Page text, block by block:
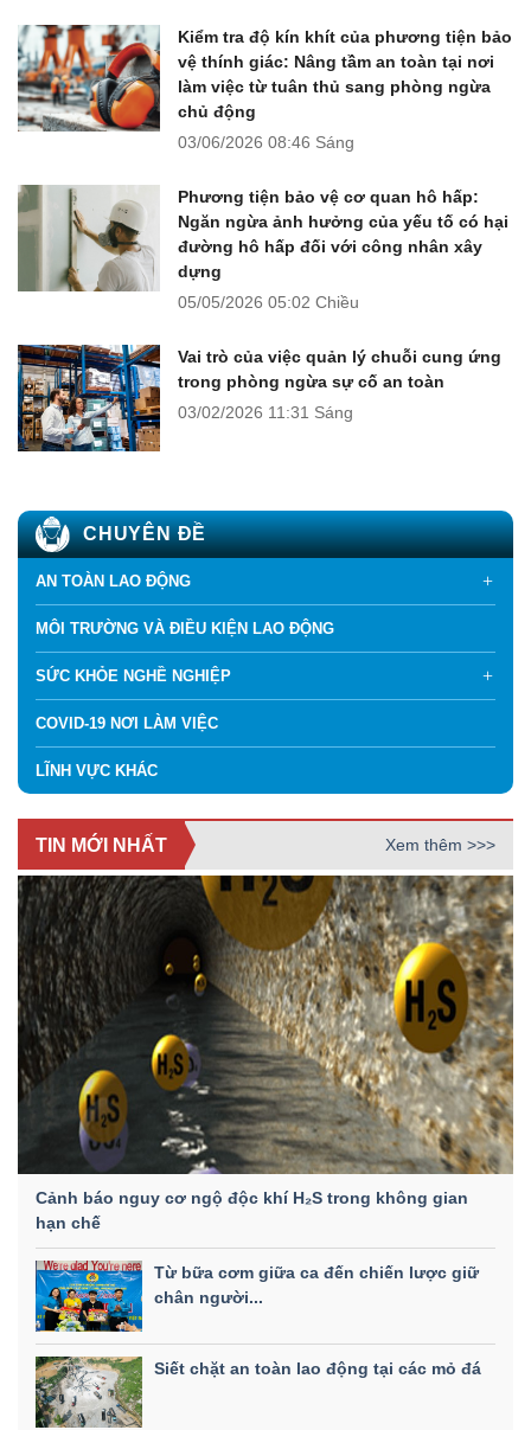
Kiểm tra độ kín khít của phương tiện bảo
vệ thính giác: Nâng tầm an toàn tại nơi
làm việc từ tuân thủ sang phòng ngừa
chủ động
03/06/2026 08:46 Sáng
Phương tiện bảo vệ cơ quan hô hấp:
Ngăn ngừa ảnh hưởng của yếu tố có hại
đường hô hấp đối với công nhân xây
dựng
05/05/2026 05:02 Chiều
Vai trò của việc quản lý chuỗi cung ứng
trong phòng ngừa sự cố an toàn
03/02/2026 11:31 Sáng
CHUYÊN ĐỀ
AN TOÀN LAO ĐỘNG
MÔI TRƯỜNG VÀ ĐIỀU KIỆN LAO ĐỘNG
SỨC KHỎE NGHỀ NGHIỆP
COVID-19 NƠI LÀM VIỆC
LĨNH VỰC KHÁC
TIN MỚI NHẤT Xem thêm >>>
Cảnh báo nguy cơ ngộ độc khí H₂S trong không gian
hạn chế
Từ bữa cơm giữa ca đến chiến lược giữ
chân người...
Siết chặt an toàn lao động tại các mỏ đá